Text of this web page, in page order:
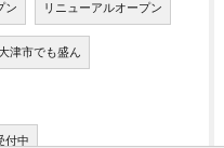
ン リニューアルオープン
津市でも盛ん
付中